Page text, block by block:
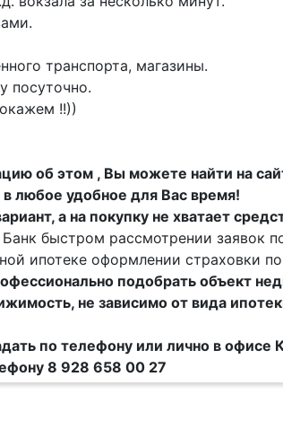
транспорта, магазины.
посуточно.
!!))
об этом , Вы можете найти на
любое удобное для Вас время!
а на покупку не хватает
Банк быстром рассмотрении заявок
ипотеке оформлении страховки
подобрать объект
не зависимо от вида
по телефону или лично в офисе
8 928 658 00 27